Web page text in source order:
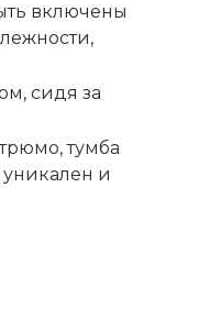
включены
сидя за
тумба
и